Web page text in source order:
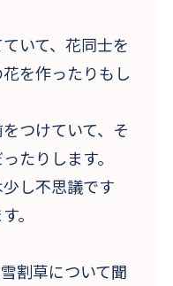
いて、花同士を
を作ったりもし
つけていて、そ
たりします。
し不思議です
。
割草について聞